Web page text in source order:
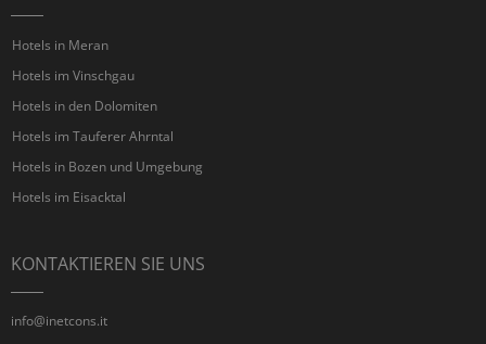
Hotels in Meran
Hotels im Vinschgau
Hotels in den Dolomiten
Hotels im Tauferer Ahrntal
Hotels in Bozen und Umgebung
Hotels im Eisacktal
KONTAKTIEREN SIE UNS
info@inetcons.it